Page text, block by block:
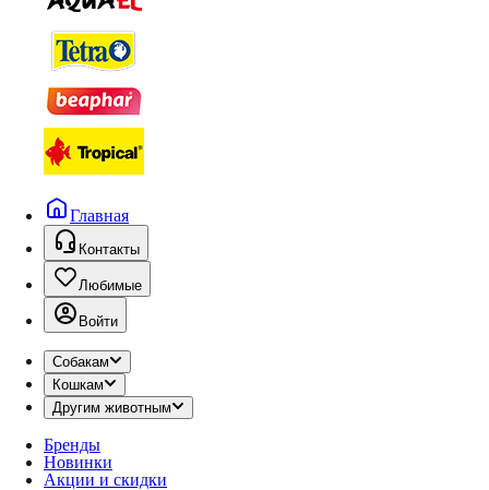
Главная
Контакты
Любимые
Войти
Собакам
Кошкам
Другим животным
Бренды
Новинки
Акции и скидки